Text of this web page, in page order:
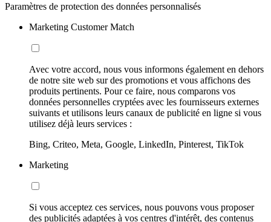
Paramètres de protection des données personnalisés
Marketing Customer Match
Avec votre accord, nous vous informons également en dehors
de notre site web sur des promotions et vous affichons des
produits pertinents. Pour ce faire, nous comparons vos
données personnelles cryptées avec les fournisseurs externes
suivants et utilisons leurs canaux de publicité en ligne si vous
utilisez déjà leurs services :
Bing, Criteo, Meta, Google, LinkedIn, Pinterest, TikTok
Marketing
Si vous acceptez ces services, nous pouvons vous proposer
des publicités adaptées à vos centres d'intérêt, des contenus